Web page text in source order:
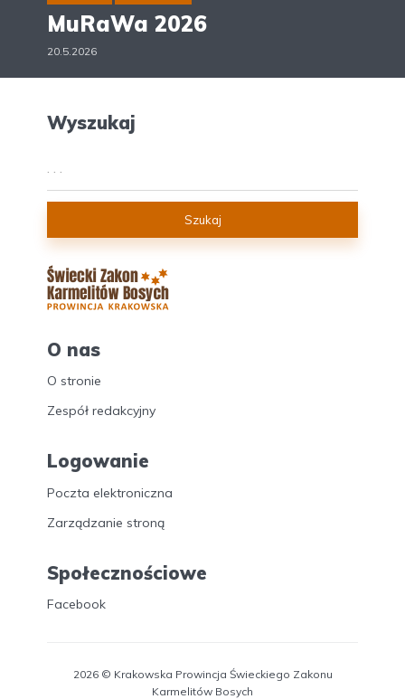
MuRaWa 2026
20.5.2026
Wyszukaj
Szukaj
O nas
O stronie
Zespół redakcyjny
Logowanie
Poczta elektroniczna
Zarządzanie stroną
Społecznościowe
Facebook
2026 © Krakowska Prowincja Świeckiego Zakonu
Karmelitów Bosych